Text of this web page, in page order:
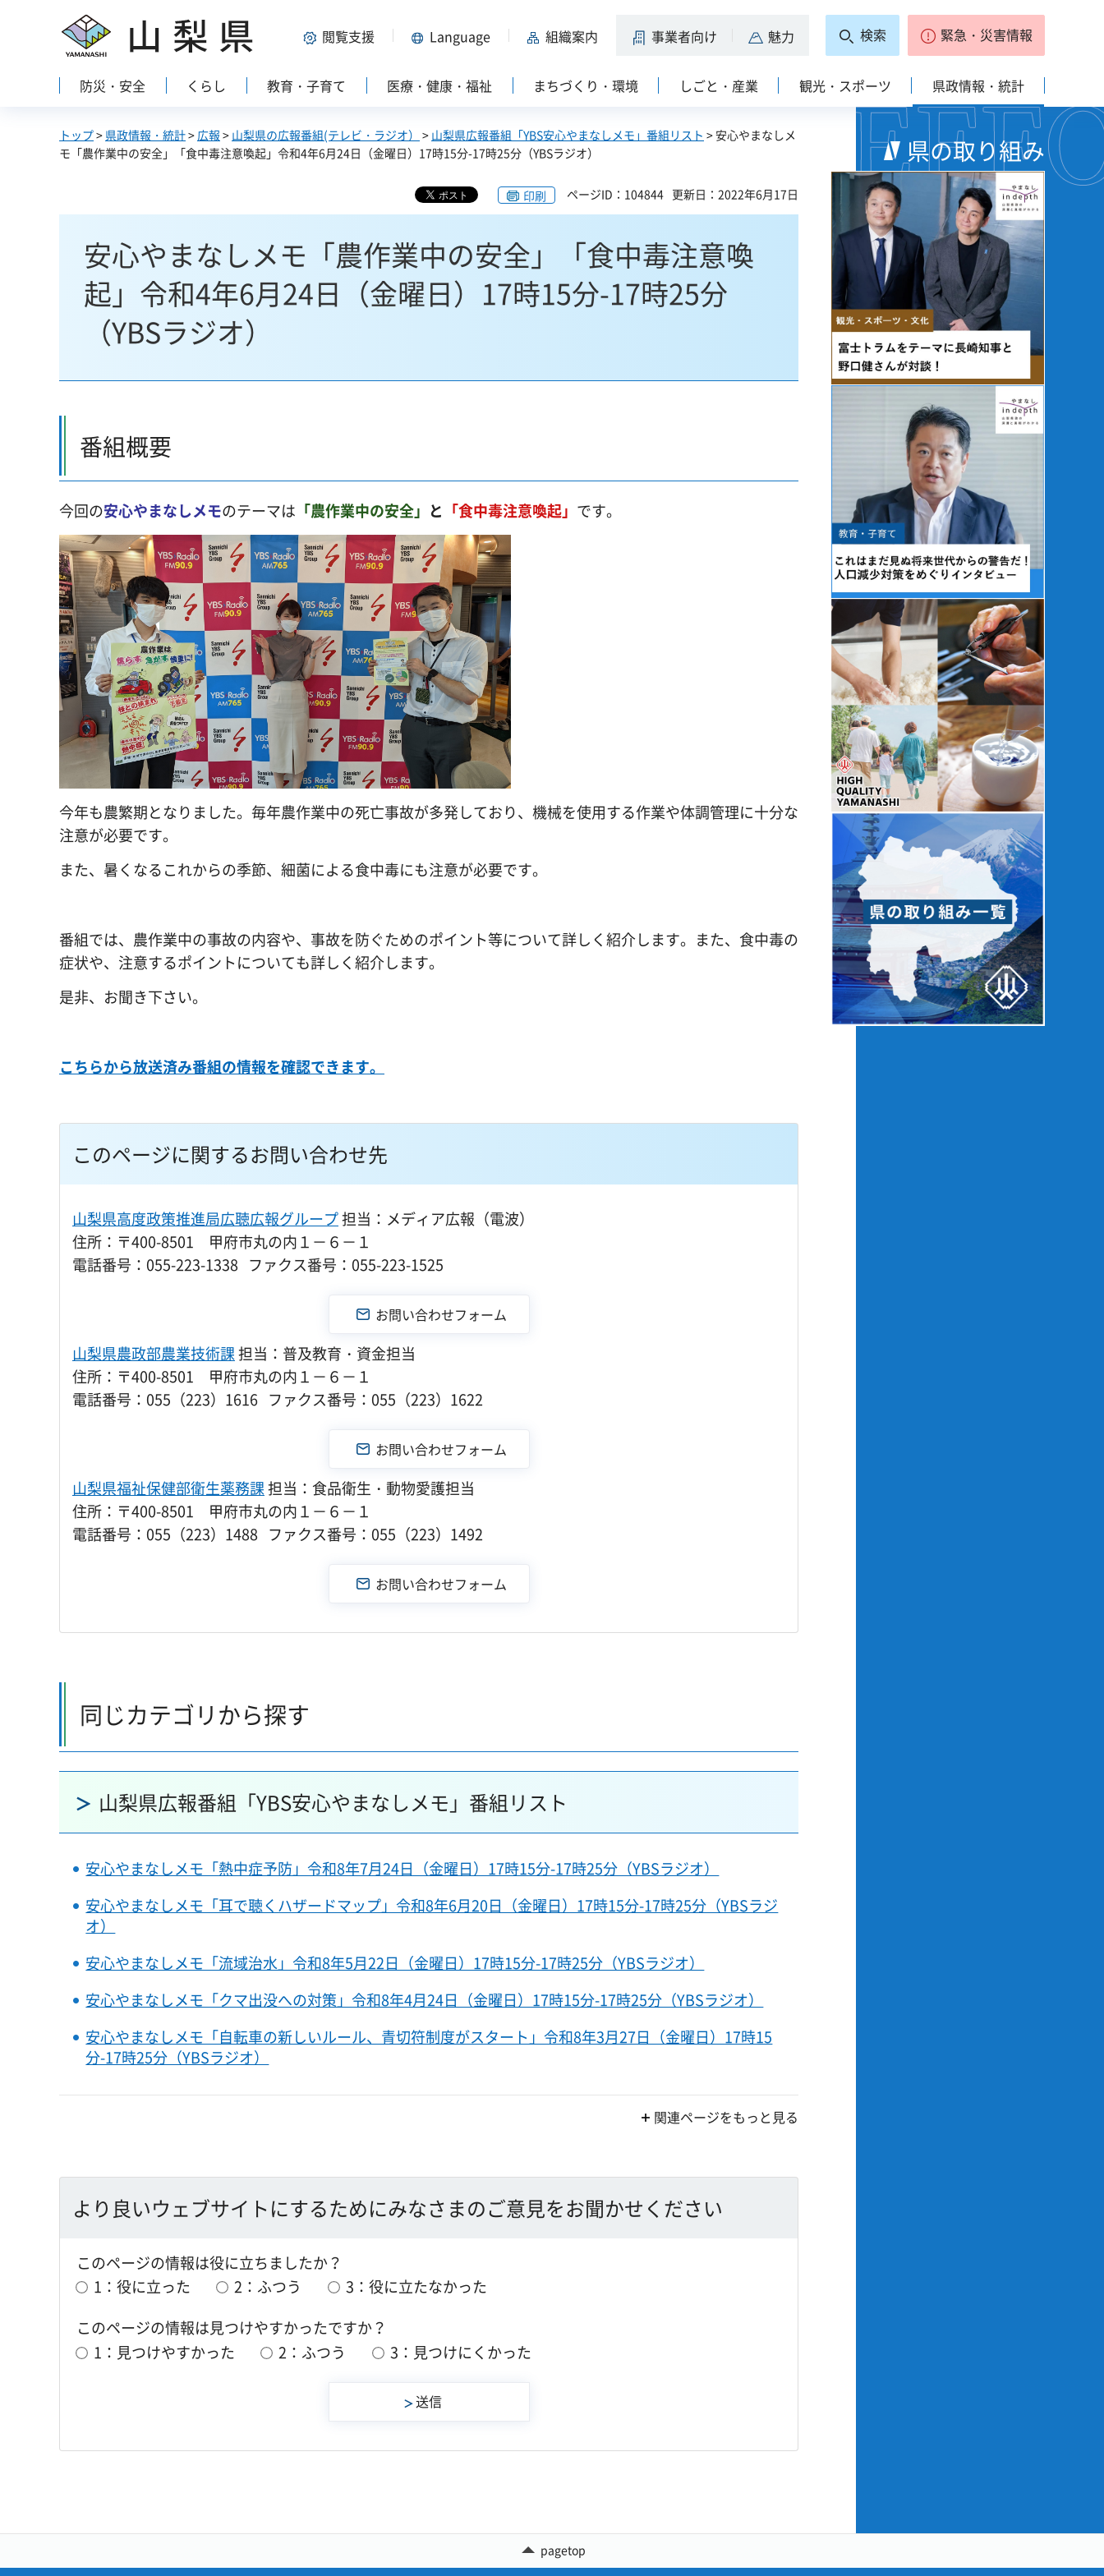
山梨県 閲覧支援 Language 組織案内 事業者向け 魅力 検索 緊急・災害情報
防災・安全 くらし 教育・子育て 医療・健康・福祉 まちづくり・環境 しごと・産業 観光・スポーツ 県政情報・統計
トップ> 県政情報・統計> 広報 > 山梨県の広報番組(テレビ・ラジオ） > 山梨県広報番組「YBS安心やまなしメモ」番組リスト > 安心やまなしメ
モ「農作業中の安全」「食中毒注意喚起」令和4年6月24日（金曜日）17時15分-17時25分（YBSラジオ）
印刷 ページID：104844 更新日：2022年6月17日
安心やまなしメモ「農作業中の安全」「食中毒注意喚
起」令和4年6月24日（金曜日）17時15分-17時25分
（YBSラジオ）
番組概要
今回の安心やまなしメモのテーマは 「農作業中の安全」 と 「食中毒注意喚起」 です。
今年も農繁期となりました。毎年農作業中の死亡事故が多発しており、機械を使用する作業や体調管理に十分な
注意が必要です。
また、暑くなるこれからの季節、細菌による食中毒にも注意が必要です。
番組では、農作業中の事故の内容や、事故を防ぐためのポイント等について詳しく紹介します。また、食中毒の
症状や、注意するポイントについても詳しく紹介します。
是非、お聞き下さい。
こちらから放送済み番組の情報を確認できます。
このページに関するお問い合わせ先
山梨県高度政策推進局広聴広報グループ担当：メディア広報（電波）
住所：〒400-8501 甲府市丸の内１－６－１
電話番号：055-223-1338 ファクス番号：055-223-1525
山梨県農政部農業技術課担当：普及教育・資金担当
住所：〒400-8501 甲府市丸の内１－６－１
電話番号：055（223）1616 ファクス番号：055（223）1622
山梨県福祉保健部衛生薬務課担当：食品衛生・動物愛護担当
住所：〒400-8501 甲府市丸の内１－６－１
電話番号：055（223）1488 ファクス番号：055（223）1492
同じカテゴリから探す
山梨県広報番組「YBS安心やまなしメモ」番組リスト
安心やまなしメモ「熱中症予防」令和8年7月24日（金曜日）17時15分-17時25分（YBSラジオ）
安心やまなしメモ「耳で聴くハザードマップ」令和8年6月20日（金曜日）17時15分-17時25分（YBSラジ
オ）
安心やまなしメモ「流域治水」令和8年5月22日（金曜日）17時15分-17時25分（YBSラジオ）
安心やまなしメモ「クマ出没への対策」令和8年4月24日（金曜日）17時15分-17時25分（YBSラジオ）
安心やまなしメモ「自転車の新しいルール、青切符制度がスタート」令和8年3月27日（金曜日）17時15
分-17時25分（YBSラジオ）
関連ページをもっと見る
より良いウェブサイトにするためにみなさまのご意見をお聞かせください
このページの情報は役に立ちましたか？
1：役に立った
2：ふつう
3：役に立たなかった
このページの情報は見つけやすかったですか？
1：見つけやすかった
2：ふつう 3：見つけにくかった
県の取り組み
pagetop